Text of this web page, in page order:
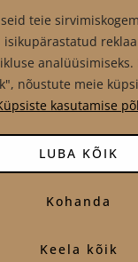
teie
isikupärastatud
analüüsimiseks.
nõustute meie
kasutamise
Kohanda
Keela kõik
LUBA KÕIK